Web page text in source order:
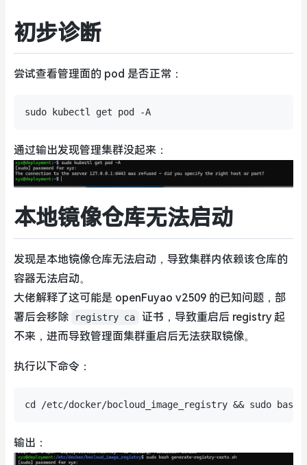
初步诊断
尝试查看管理面的 pod 是否正常：
通过输出发现管理集群没起来：
本地镜像仓库无法启动
发现是本地镜像仓库无法启动，导致集群内依赖该仓库的
容器无法启动。
大佬解释了这可能是 openFuyao v2509 的已知问题，部
署后会移除
registry ca
证书，导致重启后 registry 起
不来，进而导致管理面集群重启后无法获取镜像。
执行以下命令：
输出：